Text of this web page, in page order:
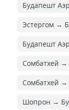
Будапешт
Эстергом →
Будапешт
Сомбатхей →
Сомбатхей
Шопрон →